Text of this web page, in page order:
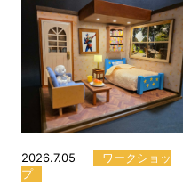
2026.7.05
ワークショッ
プ